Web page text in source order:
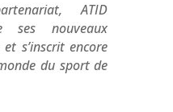
ATID
ses nouveaux
s’inscrit encore
du sport de